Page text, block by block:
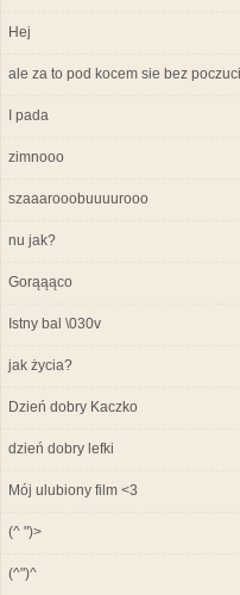
Hej
ale za to pod kocem sie bez
I pada
zimnooo
szaaarooobuuuurooo
nu jak?
Gorąąąco
Istny bal \030v
jak życia?
Dzień dobry Kaczko
dzień dobry lefki
Mój ulubiony film <3
(^ ")>
(^")^